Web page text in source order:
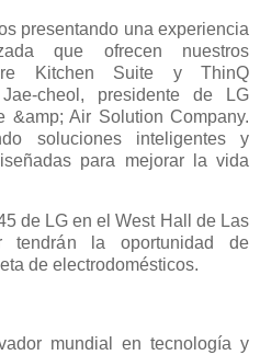
presentando una experiencia
que ofrecen nuestros
Kitchen Suite y ThinQ
cheol, presidente de LG
&amp; Air Solution Company.
soluciones inteligentes y
para mejorar la vida
de LG en el West Hall de Las
tendrán la oportunidad de
de electrodomésticos.
mundial en tecnología y